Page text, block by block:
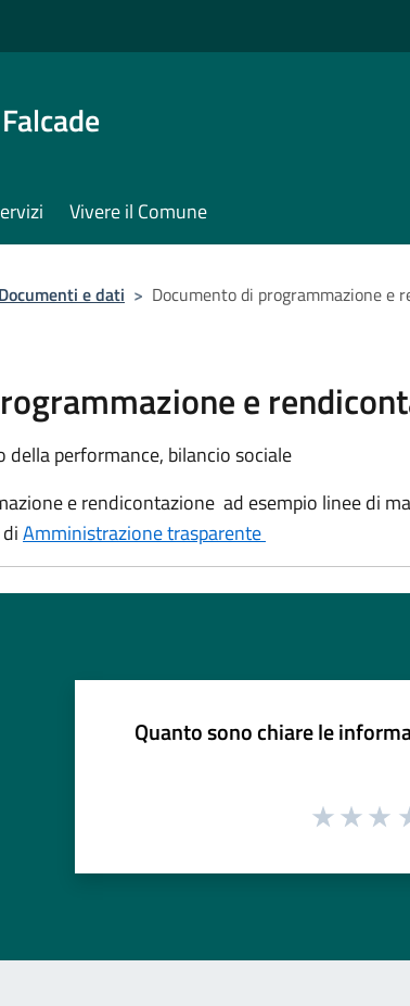
Vivere il Comune
Documenti e dati > Documento di programmazione e
e
della performance, bilancio sociale
e rendicontazione ad esempio linee di
Amministrazione trasparente
Quanto sono chiare le